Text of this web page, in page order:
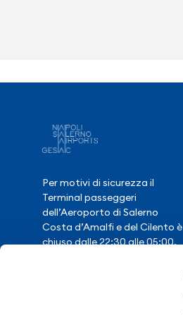
Per motivi di sicurezza il
Terminal passeggeri
dell’Aeroporto di Salerno
Costa d’Amalfi e del Cilento è
chiuso dalle 22:30 alle 05:00,